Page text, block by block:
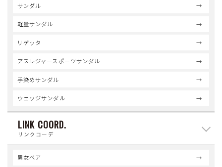
サンダル
軽量サンダル
リゲッタ
アスレジャースポーツサンダル
手染めサンダル
ウェッジサンダル
LINK COORD.
リンクコーデ
男女ペア